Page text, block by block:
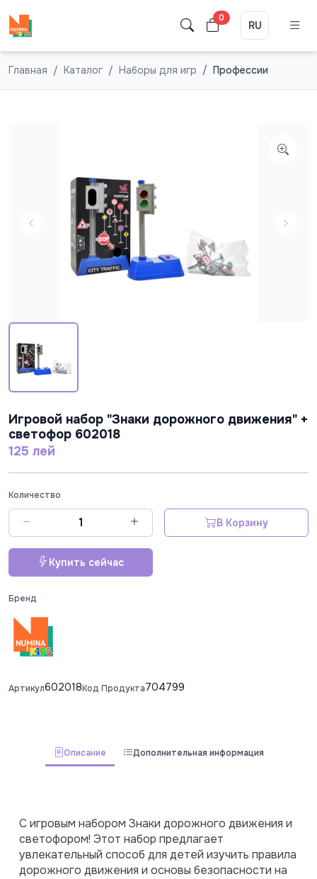
0
RU
Главная Каталог Наборы для игр Профессии
Игровой набор "Знаки дорожного движения" +
светофор 602018
125 лей
Количество
В Корзину
Купить сейчас
Бренд
Артикул602018Код Продукта704799
Описание Дополнительная информация
С игровым набором Знаки дорожного движения и
светофором! Этот набор предлагает
увлекательный способ для детей изучить правила
дорожного движения и основы безопасности на